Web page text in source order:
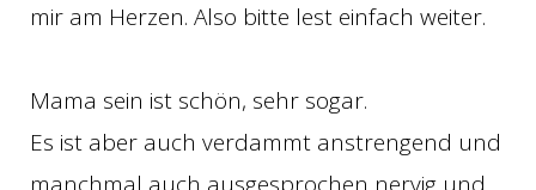
mir am Herzen. Also bitte lest einfach weiter.
Mama sein ist schön, sehr sogar.
Es ist aber auch verdammt anstrengend und